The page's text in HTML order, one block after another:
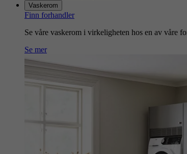
Vaskerom
Finn forhandler
Se våre vaskerom i virkeligheten hos en av våre
Se mer